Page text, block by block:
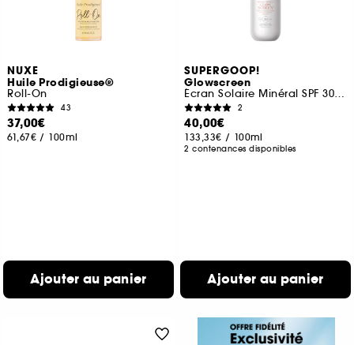
NUXE
Huile Prodigieuse®
Roll-On
43
37,00€
61,67€ / 100ml
Ajouter au panier
SUPERGOOP!
Glowscreen
Écran Solaire Minéral SPF 30 PA+++
2
40,00€
133,33€ / 100ml
2 contenances disponibles
Ajouter au panier